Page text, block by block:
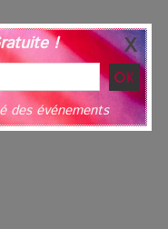
!
des événements